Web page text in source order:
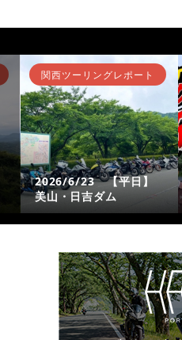
関西ツーリングレポート
2026/6/23 【平日】
美山・日吉ダム